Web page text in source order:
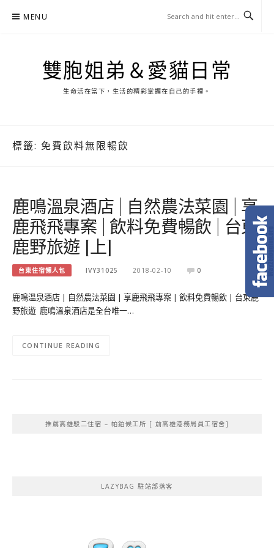
MENU
雙胞姐弟＆愛貓日常
生命活在當下，生活的精彩掌握在自己的手裡。
標籤: 免費飲料無限暢飲
鹿鳴溫泉酒店 | 自然農法菜園 | 享
鹿飛飛專案 | 飲料免費暢飲 | 台東
鹿野旅遊 [上]
台東住宿懶人包 IVY31025 2018-02-10 0
鹿鳴溫泉酒店 | 自然農法菜園 | 享鹿飛飛專案 | 飲料免費暢飲 | 台東鹿
野旅遊 鹿鳴溫泉酒店是全台唯一…
CONTINUE READING
推薦高雄駁二住宿 – 帕鉑候工所 [ 前高雄港務局員工宿舍]
LAZYBAG 駐站部落客